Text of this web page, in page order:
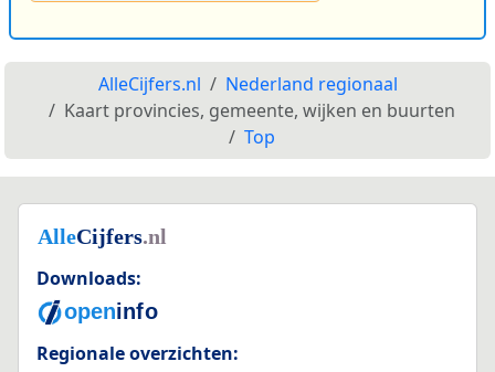
AlleCijfers.nl
Nederland regionaal
Kaart provincies, gemeente, wijken en buurten
Top
Downloads:
Regionale overzichten: